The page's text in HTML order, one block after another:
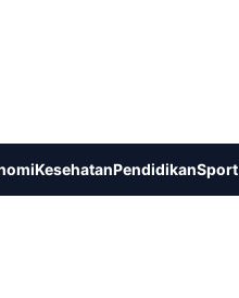
KesehatanPendidikanSport